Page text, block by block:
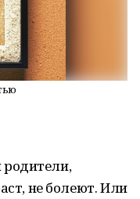
родители,
не болеют. Или